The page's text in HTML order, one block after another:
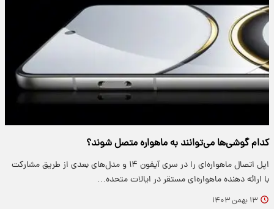
کدام گوشی‌ها می‌توانند به ماهواره‌ متصل شوند؟
اپل اتصال ماهواره‌ای را در سری آیفون ۱۴ و مدل‌های بعدی از طریق مشارکت
با ارائه دهنده ماهواره‌ای مستقر در ایالات متحده…
۱۳ بهمن ۱۴۰۳